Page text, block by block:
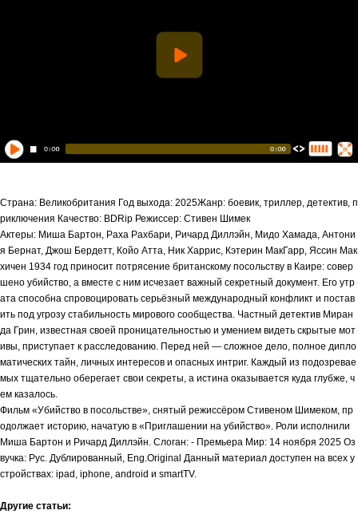
Страна: Великобритания Год выхода: 2025Жанр: боевик, триллер, детектив, п
риключения Качество: BDRip Режиссер: Стивен Шимек
Актеры: Миша Бартон, Раха Рахбари, Ричард Диллэйн, Мидо Хамада, Антони
я Бернат, Джош Бердетт, Койо Атта, Ник Харрис, Кэтерин МакГарр, Яссин Мак
хичен 1934 год приносит потрясение британскому посольству в Каире: совер
шено убийство, а вместе с ним исчезает важный секретный документ. Его утр
ата способна спровоцировать серьёзный международный конфликт и постав
ить под угрозу стабильность мирового сообщества. Частный детектив Миран
да Грин, известная своей проницательностью и умением видеть скрытые мот
ивы, приступает к расследованию. Перед ней — сложное дело, полное дипло
матических тайн, личных интересов и опасных интриг. Каждый из подозревае
мых тщательно оберегает свои секреты, а истина оказывается куда глубже, ч
ем казалось.
Фильм «Убийство в посольстве», снятый режиссёром Стивеном Шимеком, пр
одолжает историю, начатую в «Приглашении на убийство». Роли исполнили
Миша Бартон и Ричард Диллэйн. Слоган: - Премьера Мир: 14 ноября 2025 Оз
вучка: Рус. Дублированный, Eng.Original Данный материал доступен на всех у
стройствах: ipad, iphone, android и smartTV.
Другие статьи: